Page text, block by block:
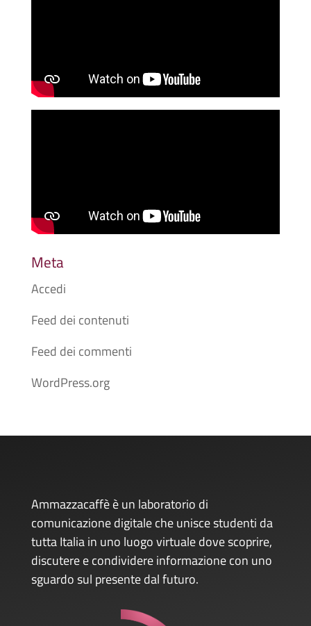
Meta
Accedi
Feed dei contenuti
Feed dei commenti
WordPress.org
Ammazzacaffè è un laboratorio di
comunicazione digitale che unisce studenti da
tutta Italia in uno luogo virtuale dove scoprire,
discutere e condividere informazione con uno
sguardo sul presente dal futuro.